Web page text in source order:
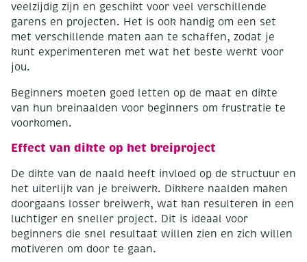
veelzijdig zijn en geschikt voor veel verschillende
garens en projecten. Het is ook handig om een set
met verschillende maten aan te schaffen, zodat je
kunt experimenteren met wat het beste werkt voor
jou.
Beginners moeten goed letten op de maat en dikte
van hun breinaalden voor beginners om frustratie te
voorkomen.
Effect van dikte op het breiproject
De dikte van de naald heeft invloed op de structuur en
het uiterlijk van je breiwerk. Dikkere naalden maken
doorgaans losser breiwerk, wat kan resulteren in een
luchtiger en sneller project. Dit is ideaal voor
beginners die snel resultaat willen zien en zich willen
motiveren om door te gaan.